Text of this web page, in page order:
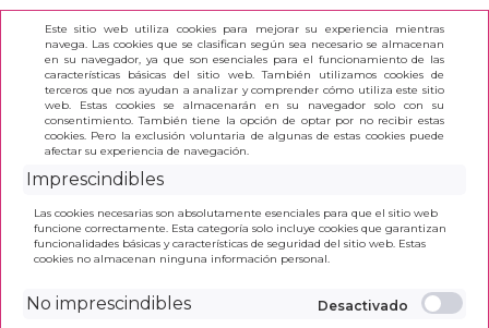
Este sitio web utiliza cookies para mejorar su experiencia mientras
navega. Las cookies que se clasifican según sea necesario se almacenan
en su navegador, ya que son esenciales para el funcionamiento de las
características básicas del sitio web. También utilizamos cookies de
terceros que nos ayudan a analizar y comprender cómo utiliza este sitio
web. Estas cookies se almacenarán en su navegador solo con su
consentimiento. También tiene la opción de optar por no recibir estas
cookies. Pero la exclusión voluntaria de algunas de estas cookies puede
afectar su experiencia de navegación.
Imprescindibles
Las cookies necesarias son absolutamente esenciales para que el sitio web
funcione correctamente. Esta categoría solo incluye cookies que garantizan
funcionalidades básicas y características de seguridad del sitio web. Estas
cookies no almacenan ninguna información personal.
No imprescindibles
INICIO >
LAPIZ COLOR 24UNID. JOVI WOODLESS